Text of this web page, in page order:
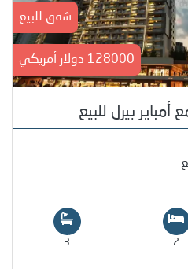
شقق للبيع
128000 دولار أمريكي
بيرل للبيع
2
3